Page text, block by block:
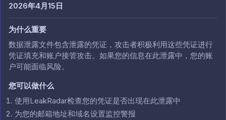
2026年4月15日
为什么重要
数据泄露文件包含泄露的凭证，攻击者积极利用这些凭证进行
凭证填充和账户接管攻击。如果您的信息在此泄露中，您的账
户可能面临风险。
您可以做什么
使用LeakRadar检查您的凭证是否出现在此泄露中
为您的邮箱地址和域名设置监控警报